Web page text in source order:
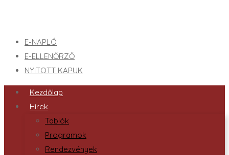
E-NAPLÓ
E-ELLENŐRZŐ
NYITOTT KAPUK
Kezdőlap
Hírek
Tablók
Programok
Rendezvények